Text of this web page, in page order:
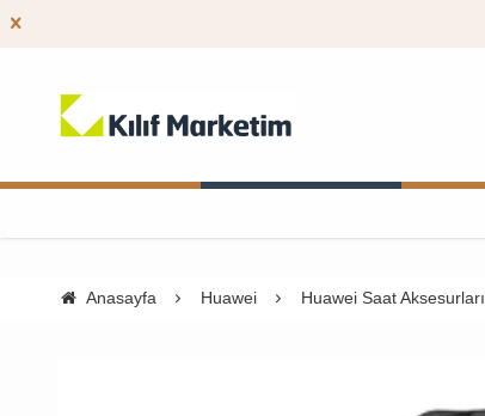
Anasayfa Huawei Huawei Saat Aksesurları